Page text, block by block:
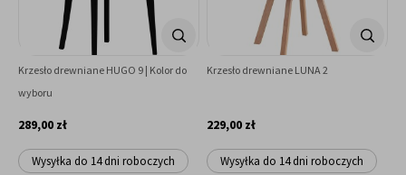
Krzesło drewniane HUGO 9 | Kolor do
wyboru
289,00 zł
Wysyłka do 14 dni roboczych
Krzesło drewniane LUNA 2
229,00 zł
Wysyłka do 14 dni roboczych